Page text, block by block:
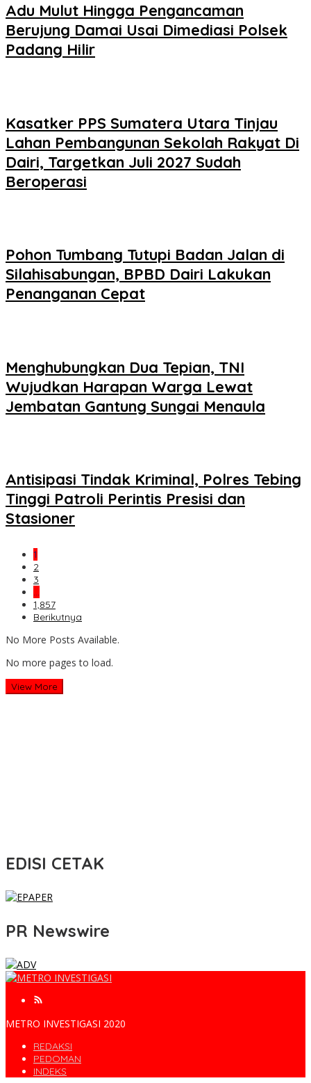
Adu Mulut Hingga Pengancaman
Berujung Damai Usai Dimediasi Polsek
Padang Hilir
Kasatker PPS Sumatera Utara Tinjau
Lahan Pembangunan Sekolah Rakyat Di
Dairi, Targetkan Juli 2027 Sudah
Beroperasi
Pohon Tumbang Tutupi Badan Jalan di
Silahisabungan, BPBD Dairi Lakukan
Penanganan Cepat
Menghubungkan Dua Tepian, TNI
Wujudkan Harapan Warga Lewat
Jembatan Gantung Sungai Menaula
Antisipasi Tindak Kriminal, Polres Tebing
Tinggi Patroli Perintis Presisi dan
Stasioner
1
2
3
…
1,857
Berikutnya
No More Posts Available.
No more pages to load.
View More
EDISI CETAK
PR Newswire
METRO INVESTIGASI 2020
REDAKSI
PEDOMAN
INDEKS